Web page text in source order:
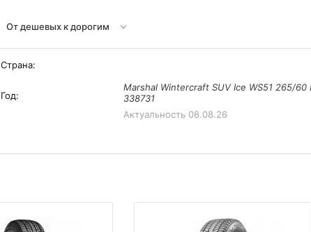
Страна:
Год:
Marshal Wintercraft SUV Ice WS51 265/60
338731
Актуальность 08.08.26